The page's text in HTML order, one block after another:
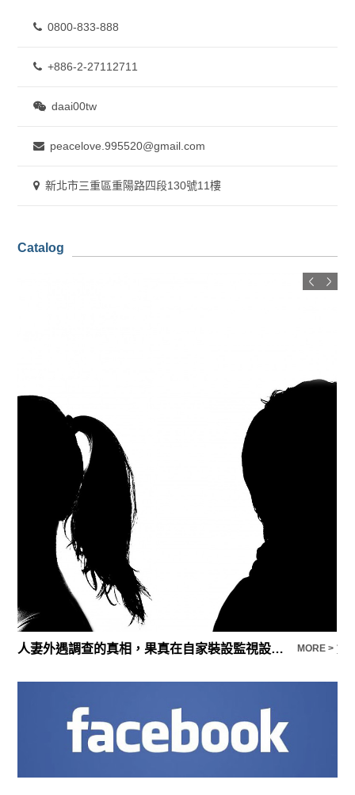
0800-833-888
+886-2-27112711
daai00tw
peacelove.995520@gmail.com
新北市三重區重陽路四段130號11樓
Catalog
人妻外遇調查的真相，果真在自家裝設監視設備抓姦成功 MORE > 婚